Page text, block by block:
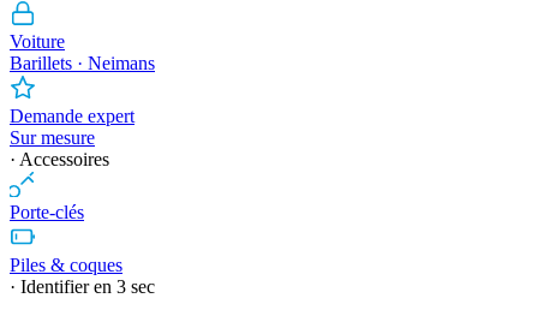
Voiture
Barillets · Neimans
Demande expert
Sur mesure
· Accessoires
Porte-clés
Piles & coques
· Identifier en 3 sec